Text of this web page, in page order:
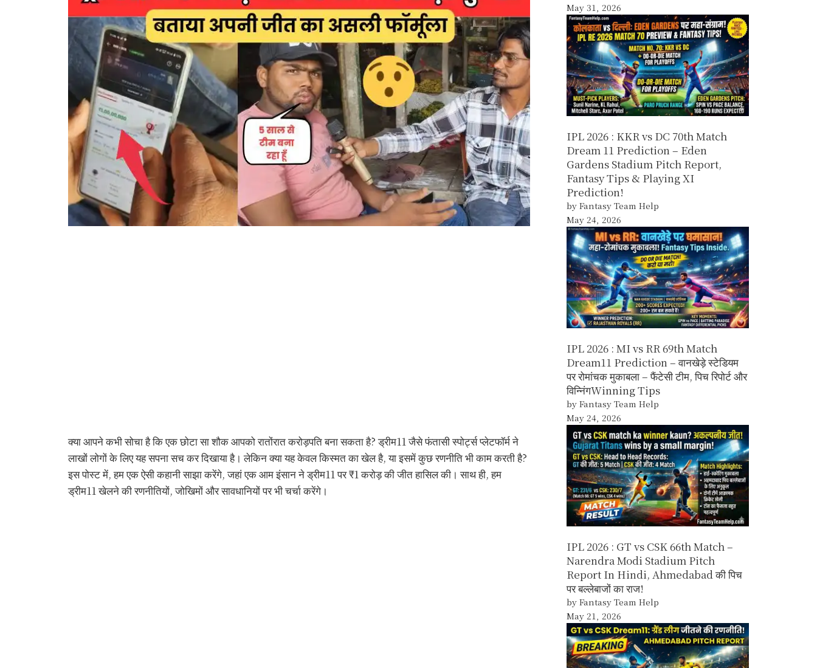
क्या आपने कभी सोचा है कि एक छोटा सा शौक आपको रातोंरात करोड़पति बना सकता है? ड्रीम11 जैसे फंतासी स्पोर्ट्स प्लेटफॉर्म ने
लाखों लोगों के लिए यह सपना सच कर दिखाया है। लेकिन क्या यह केवल किस्मत का खेल है, या इसमें कुछ रणनीति भी काम करती है?
इस पोस्ट में, हम एक ऐसी कहानी साझा करेंगे, जहां एक आम इंसान ने ड्रीम11 पर ₹1 करोड़ की जीत हासिल की। साथ ही, हम
ड्रीम11 खेलने की रणनीतियों, जोखिमों और सावधानियों पर भी चर्चा करेंगे।
May 31, 2026
IPL 2026 : KKR vs DC 70th Match
Dream 11 Prediction – Eden
Gardens Stadium Pitch Report,
Fantasy Tips & Playing XI
Prediction!
by Fantasy Team Help
May 24, 2026
IPL 2026 : MI vs RR 69th Match
Dream11 Prediction – वानखेड़े स्टेडियम
पर रोमांचक मुकाबला – फैंटेसी टीम, पिच रिपोर्ट और
विन्निंगWinning Tips
by Fantasy Team Help
May 24, 2026
IPL 2026 : GT vs CSK 66th Match –
Narendra Modi Stadium Pitch
Report In Hindi, Ahmedabad की पिच
पर बल्लेबाजों का राज!
by Fantasy Team Help
May 21, 2026